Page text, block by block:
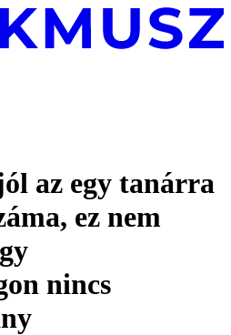
az egy tanárra
ez nem
nincs